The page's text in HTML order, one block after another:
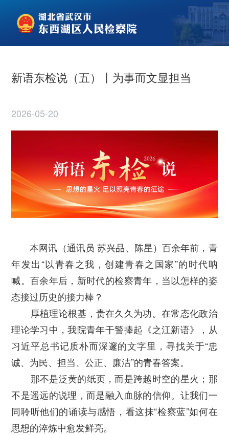
新语东检说（五）丨为事而文显担当
2026-05-20
本网讯（通讯员 苏兴品、陈星）百余年前，青
年发出“以青春之我，创建青春之国家”的时代呐
喊。百余年后，新时代的检察青年，当以怎样的姿
态接过历史的接力棒？
厚植理论根基，贵在久久为功。在常态化政治
理论学习中，我院青年干警捧起《之江新语》，从
习近平总书记质朴而深邃的文字里，寻找关于“忠
诚、为民、担当、公正、廉洁”的青春答案。
那不是泛黄的纸页，而是跨越时空的星火；那
不是遥远的说理，而是融入血脉的信仰。让我们一
同聆听他们的诵读与感悟，看这抹“检察蓝”如何在
思想的淬炼中愈发鲜亮。